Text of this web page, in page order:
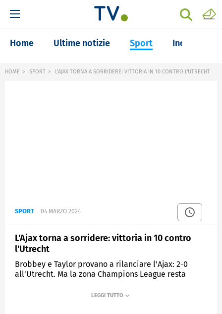
Home Ultime notizie Sport Inchieste
HOME SPORT L'AJAX TORNA A SORRIDERE: VITTORIA IN 10 CONTRO L'UTRECHT
SPORT 04 MARZO 2024
L'Ajax torna a sorridere: vittoria in 10 contro
l'Utrecht
Brobbey e Taylor provano a rilanciare l'Ajax: 2-0
all'Utrecht. Ma la zona Champions League resta